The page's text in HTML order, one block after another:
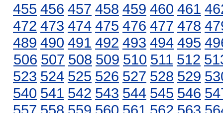
455 456 457 458 459 460 461
472 473 474 475 476 477 478
489 490 491 492 493 494 495
506 507 508 509 510 511 512
523 524 525 526 527 528 529
540 541 542 543 544 545 546